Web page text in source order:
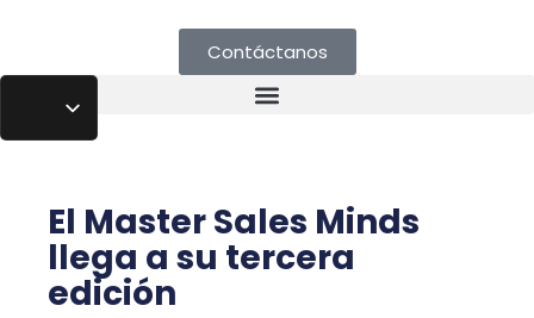
Contáctanos
El Master Sales Minds
llega a su tercera
edición